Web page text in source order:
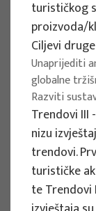
People
through
based
enhance
Project
Renata
turističkog
proizvoda/
Ciljevi
Unaprijediti
globalne
Razviti
Trendovi III
nizu
trendovi.
turističke
te Trendovi